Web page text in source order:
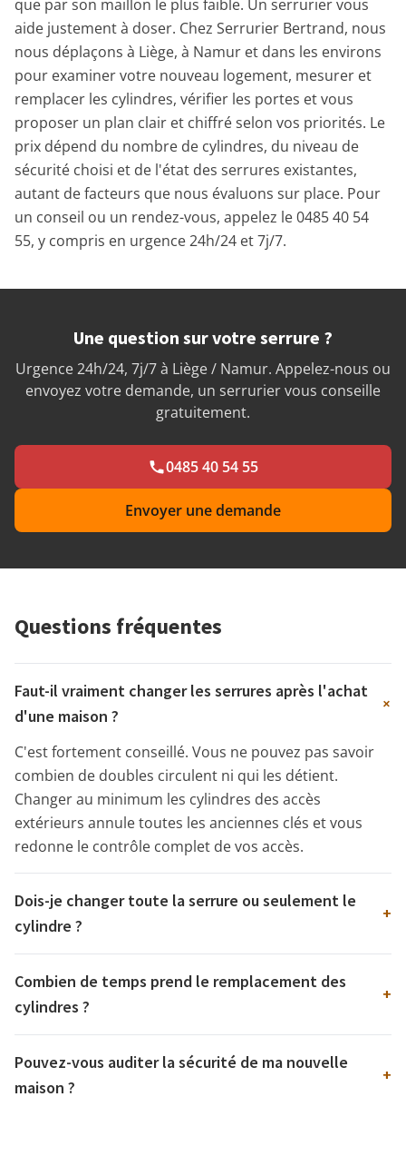
que par son maillon le plus faible. Un serrurier vous
aide justement à doser. Chez Serrurier Bertrand, nous
nous déplaçons à Liège, à Namur et dans les environs
pour examiner votre nouveau logement, mesurer et
remplacer les cylindres, vérifier les portes et vous
proposer un plan clair et chiffré selon vos priorités. Le
prix dépend du nombre de cylindres, du niveau de
sécurité choisi et de l'état des serrures existantes,
autant de facteurs que nous évaluons sur place. Pour
un conseil ou un rendez-vous, appelez le 0485 40 54
55, y compris en urgence 24h/24 et 7j/7.
Une question sur votre serrure ?
Urgence 24h/24, 7j/7 à Liège / Namur. Appelez-nous ou
envoyez votre demande, un serrurier vous conseille
gratuitement.
0485 40 54 55
Envoyer une demande
Questions fréquentes
Faut-il vraiment changer les serrures après l'achat
d'une maison ?
+
C'est fortement conseillé. Vous ne pouvez pas savoir
combien de doubles circulent ni qui les détient.
Changer au minimum les cylindres des accès
extérieurs annule toutes les anciennes clés et vous
redonne le contrôle complet de vos accès.
Dois-je changer toute la serrure ou seulement le
cylindre ?
+
Combien de temps prend le remplacement des
cylindres ?
+
Pouvez-vous auditer la sécurité de ma nouvelle
maison ?
+